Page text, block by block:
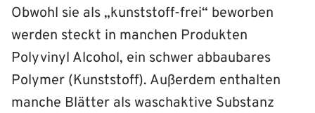
Obwohl sie als „kunststoff-frei“ beworben
werden steckt in manchen Produkten
Polyvinyl Alcohol, ein schwer abbaubares
Polymer (Kunststoff). Außerdem enthalten
manche Blätter als waschaktive Substanz